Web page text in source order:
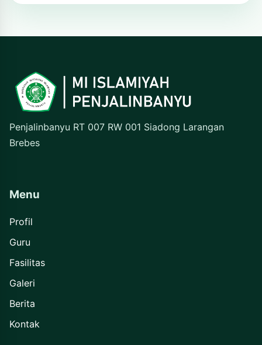
Penjalinbanyu RT 007 RW 001 Siadong Larangan
Brebes
Menu
Profil
Guru
Fasilitas
Galeri
Berita
Kontak